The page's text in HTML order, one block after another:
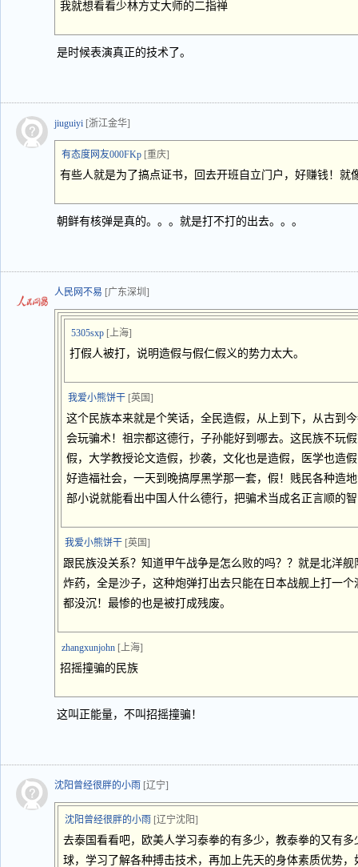
我就想看看少林方丈大师的二指禅
是时候表演真正的技术了。
jiuguiyi [浙江金华]
有态度网友000FKp [重庆]
有些人就是为了搞点证书，回去开班自立门户，好赚钱！就
朝鲜有核弹是真的。。。就是打不打的出去。。。
人民网不易 [广东深圳]
5305sxp [上海]
打假人被打，说明造假与假仁假义的势力太大。
我爱小熊饼干 [英国]
这个民族本来就是个笑话，全民造假，从上到下，从古到
会玩骗术！祖宗都这德行，子孙能好到哪去。这民族不玩
假，大学教授论文造假，抄袭，文化也是造假，医学也造
好造福社会，一天到晚搞厚黑学那一套，假！贱民各种造
部小说就能看出中国人什么德行，把骗术当成名正言顺的
我爱小熊饼干 [英国]
跟民族没关系？知道甲午战争是怎么败的吗？？就是北洋
炸药，全是沙子，这种炮弹打出去只能在日本战舰上打一
都没沉！最惨的也是被打成残废。
zhangxunjohn [上海]
招摇撞骗的民族
这叫正能量，不叫招摇撞骗！
沈阳曾经很胖的小雨 [辽宁]
沈阳曾经很胖的小雨 [辽宁沈阳]
去泰国看看吧，欧美人学习泰拳的有多少，教泰拳的又有
球，学习了解各种搏击技术，再加上先天的身体素质优势